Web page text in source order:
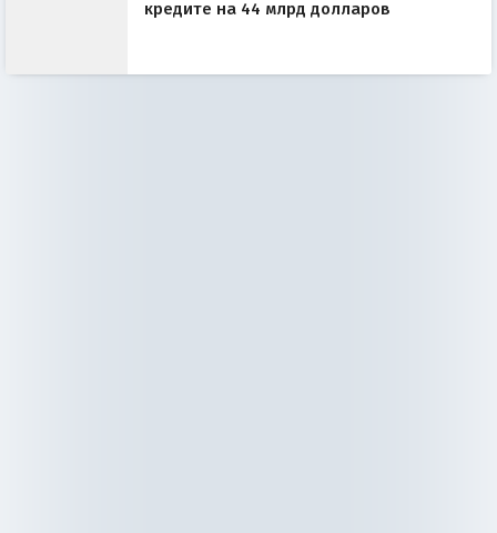
кредите на 44 млрд долларов